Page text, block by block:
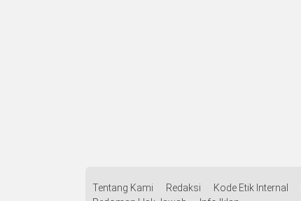
Tentang Kami Redaksi Kode Etik Internal